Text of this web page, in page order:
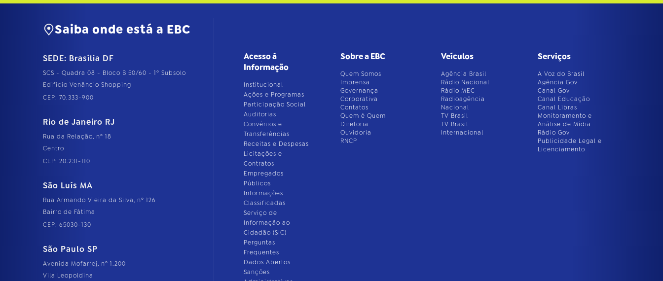
Saiba onde está a EBC
SEDE: Brasília DF
SCS - Quadra 08 - Bloco B 50/60 - 1º Subsolo
Edifício Venâncio Shopping
CEP: 70.333-900
Rio de Janeiro RJ
Rua da Relação, nº 18
Centro
CEP: 20.231-110
São Luís MA
Rua Armando Vieira da Silva, nº 126
Bairro de Fátima
CEP: 65030-130
São Paulo SP
Avenida Mofarrej, nº 1.200
Vila Leopoldina
Acesso à
Informação
Institucional
Ações e Programas
Participação Social
Auditorias
Convênios e
Transferências
Receitas e Despesas
Licitações e
Contratos
Empregados
Públicos
Informações
Classificadas
Serviço de
Informação ao
Cidadão (SIC)
Perguntas
Frequentes
Dados Abertos
Sanções
Sobre a EBC
Quem Somos
Imprensa
Governança
Corporativa
Contatos
Quem é Quem
Diretoria
Ouvidoria
RNCP
Veículos
Agência Brasil
Rádio Nacional
Rádio MEC
Radioagência
Nacional
TV Brasil
TV Brasil
Internacional
Serviços
A Voz do Brasil
Agência Gov
Canal Gov
Canal Educação
Canal Libras
Monitoramento e
Análise de Mídia
Rádio Gov
Publicidade Legal e
Licenciamento